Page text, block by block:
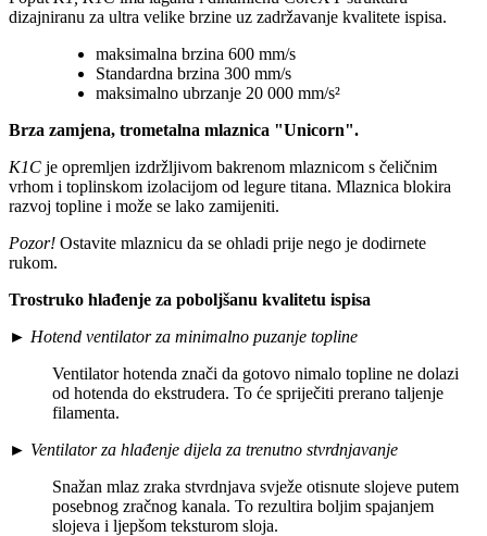
dizajniranu za ultra velike brzine uz zadržavanje kvalitete ispisa.
maksimalna brzina 600 mm/s
Standardna brzina 300 mm/s
maksimalno ubrzanje 20 000 mm/s²
Brza zamjena, trometalna mlaznica "Unicorn".
K1C je opremljen izdržljivom bakrenom mlaznicom s čeličnim
vrhom i toplinskom izolacijom od legure titana. Mlaznica blokira
razvoj topline i može se lako zamijeniti.
Pozor! Ostavite mlaznicu da se ohladi prije nego je dodirnete
rukom.
Trostruko hlađenje za poboljšanu kvalitetu ispisa
► Hotend ventilator za minimalno puzanje topline
Ventilator hotenda znači da gotovo nimalo topline ne dolazi
od hotenda do ekstrudera. To će spriječiti prerano taljenje
filamenta.
► Ventilator za hlađenje dijela za trenutno stvrdnjavanje
Snažan mlaz zraka stvrdnjava svježe otisnute slojeve putem
posebnog zračnog kanala. To rezultira boljim spajanjem
slojeva i ljepšom teksturom sloja.